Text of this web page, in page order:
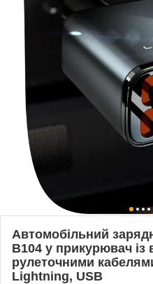
Автомобільний
B104 у прикурювач
рулеточними
Lightning, USB